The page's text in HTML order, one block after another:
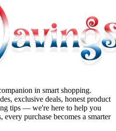
in smart shopping.
exclusive deals, honest product
tips — we're here to help you
every purchase becomes a smarter